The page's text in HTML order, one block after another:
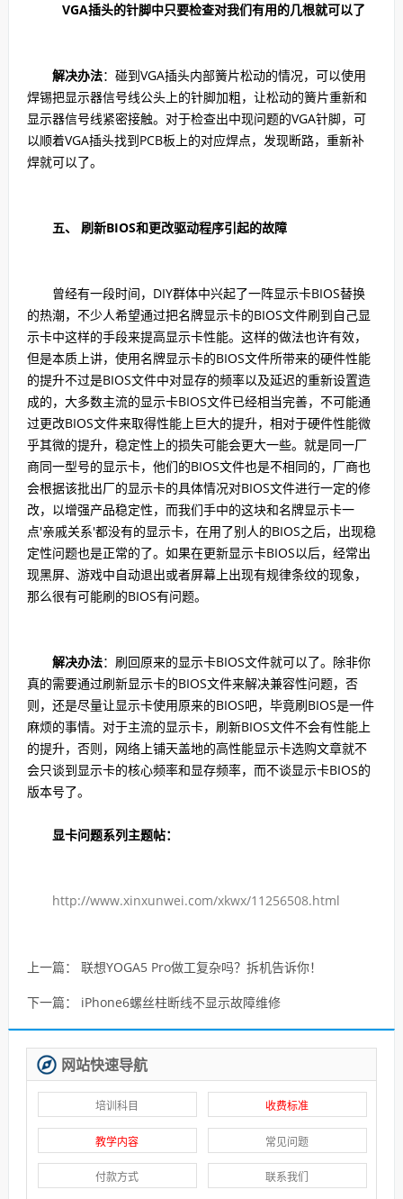
VGA插头的针脚中只要检查对我们有用的几根就可以了
解决办法：碰到VGA插头内部簧片松动的情况，可以使用
焊锡把显示器信号线公头上的针脚加粗，让松动的簧片重新和
显示器信号线紧密接触。对于检查出中现问题的VGA针脚，可
以顺着VGA插头找到PCB板上的对应焊点，发现断路，重新补
焊就可以了。
五、 刷新BIOS和更改驱动程序引起的故障
曾经有一段时间，DIY群体中兴起了一阵显示卡BIOS替换
的热潮，不少人希望通过把名牌显示卡的BIOS文件刷到自己显
示卡中这样的手段来提高显示卡性能。这样的做法也许有效，
但是本质上讲，使用名牌显示卡的BIOS文件所带来的硬件性能
的提升不过是BIOS文件中对显存的频率以及延迟的重新设置造
成的，大多数主流的显示卡BIOS文件已经相当完善，不可能通
过更改BIOS文件来取得性能上巨大的提升，相对于硬件性能微
乎其微的提升，稳定性上的损失可能会更大一些。就是同一厂
商同一型号的显示卡，他们的BIOS文件也是不相同的，厂商也
会根据该批出厂的显示卡的具体情况对BIOS文件进行一定的修
改，以增强产品稳定性，而我们手中的这块和名牌显示卡一
点'亲戚关系'都没有的显示卡，在用了别人的BIOS之后，出现稳
定性问题也是正常的了。如果在更新显示卡BIOS以后，经常出
现黑屏、游戏中自动退出或者屏幕上出现有规律条纹的现象，
那么很有可能刷的BIOS有问题。
解决办法：刷回原来的显示卡BIOS文件就可以了。除非你
真的需要通过刷新显示卡的BIOS文件来解决兼容性问题，否
则，还是尽量让显示卡使用原来的BIOS吧，毕竟刷BIOS是一件
麻烦的事情。对于主流的显示卡，刷新BIOS文件不会有性能上
的提升，否则，网络上铺天盖地的高性能显示卡选购文章就不
会只谈到显示卡的核心频率和显存频率，而不谈显示卡BIOS的
版本号了。
显卡问题系列主题帖：
http://www.xinxunwei.com/xkwx/11256508.html
上一篇： 联想YOGA5 Pro做工复杂吗？拆机告诉你！
下一篇： iPhone6螺丝柱断线不显示故障维修
网站快速导航
培训科目 收费标准
教学内容 常见问题
付款方式 联系我们